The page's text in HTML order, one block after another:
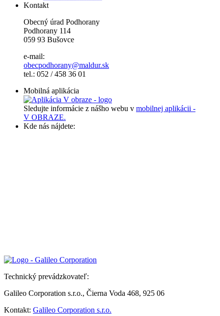
Kontakt
Obecný úrad Podhorany
Podhorany 114
059 93 Bušovce
e-mail:
obecpodhorany@maldur.sk
tel.: 052 / 458 36 01
Mobilná aplikácia
Sledujte informácie z nášho webu v mobilnej aplikácii -
V OBRAZE.
Kde nás nájdete:
Technický prevádzkovateľ:
Galileo Corporation s.r.o., Čierna Voda 468, 925 06
Kontakt: Galileo Corporation s.r.o.